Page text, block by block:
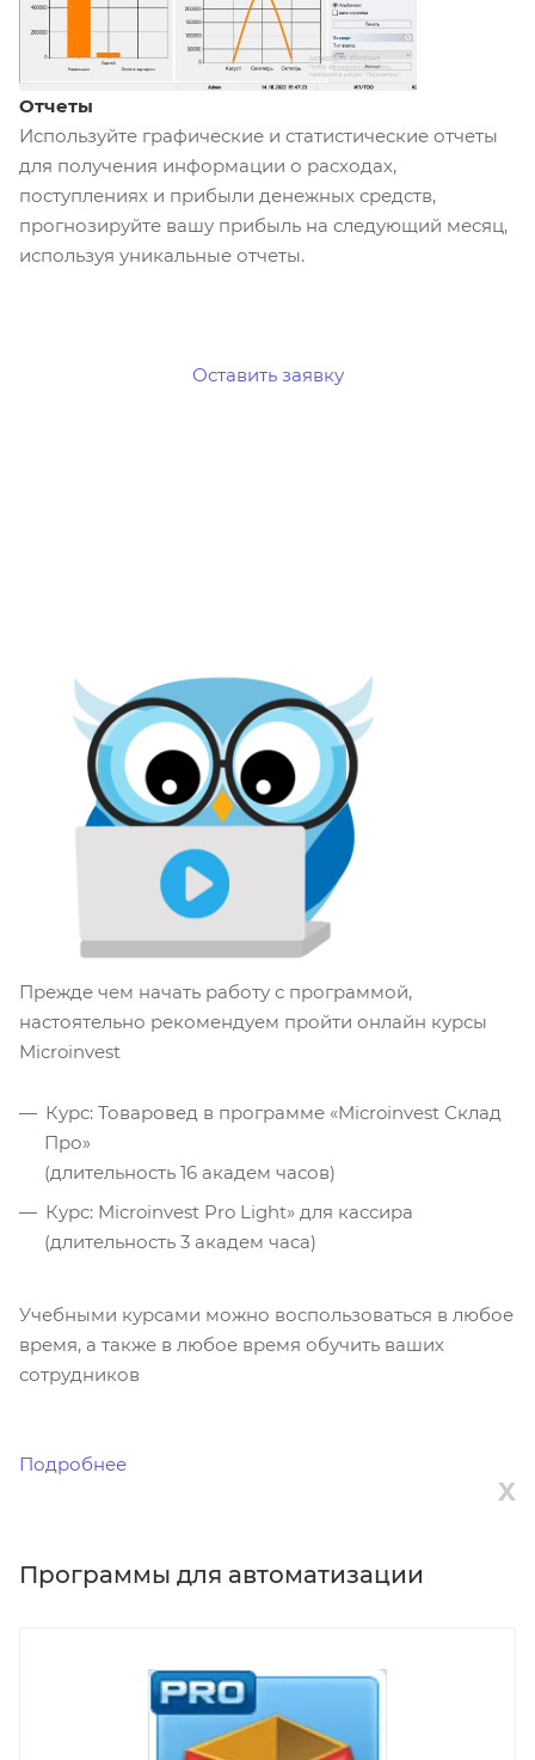
Отчеты
Используйте графические и статистические отчеты
для получения информации о расходах,
поступлениях и прибыли денежных средств,
прогнозируйте вашу прибыль на следующий месяц,
используя уникальные отчеты.
Оставить заявку
Прежде чем начать работу с программой,
настоятельно рекомендуем пройти онлайн курсы
Microinvest
Курс: Товаровед в программе «Microinvest Склад
Про»
(длительность 16 академ часов)
Курс: Microinvest Pro Light» для кассира
(длительность 3 академ часа)
Учебными курсами можно воспользоваться в любое
время, а также в любое время обучить ваших
сотрудников
Подробнее
X
Программы для автоматизации